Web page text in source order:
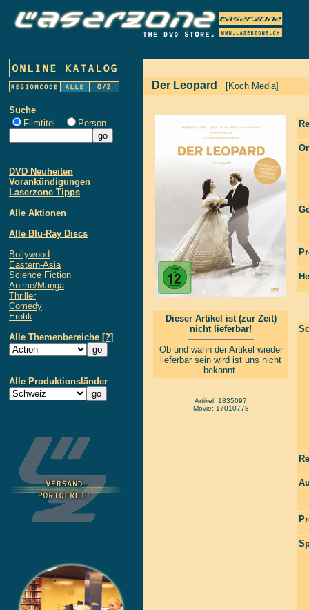
Suche
Filmtitel
Person
DVD Neuheiten
Vorankündigungen
Laserzone Tipps
Alle Aktionen
Alle Blu-Ray Discs
Bollywood
Eastern-Asia
Science Fiction
Anime/Manga
Thriller
Comedy
Erotik
Alle Themenbereiche [?]
Alle Produktionsländer
Der Leopard [Koch Media]
Dieser Artikel ist (zur Zeit)
nicht lieferbar!
Ob und wann der Artikel wieder
lieferbar sein wird ist uns nicht
bekannt.
Artikel: 1835097
Movie: 17010778